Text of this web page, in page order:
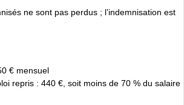
ne sont pas perdus ; l’indemnisation est
€ mensuel
repris : 440 €, soit moins de 70 % du salaire